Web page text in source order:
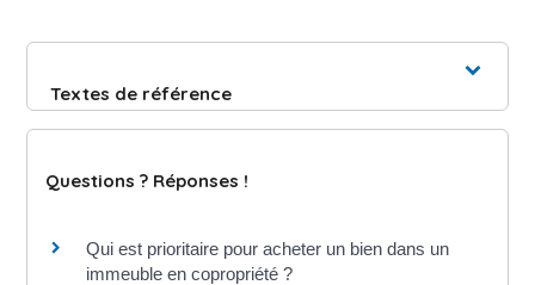
Textes de référence
Questions ? Réponses !
Qui est prioritaire pour acheter un bien dans un
immeuble en copropriété ?